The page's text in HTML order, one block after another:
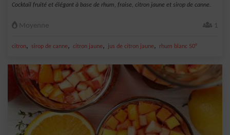
Cocktail fruité et élégant à base de rhum, fraise, citron jaune et sirop de canne.
Moyenne 1
citron, sirop de canne, citron jaune, jus de citron jaune, rhum blanc 50°